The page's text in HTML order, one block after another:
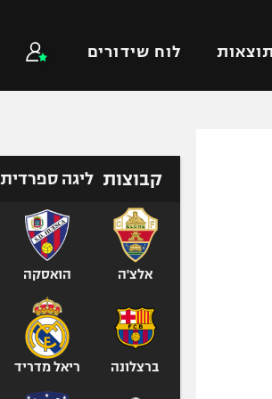
תוצאות לוח שידורים
טניס
כדוריד
כדורעף
שחייה
אגרוף
ספורט אולימפי
UFC
קבוצות ליגה ספרדית
אלצ'ה הואסקה
ברצלונה ריאל מדריד